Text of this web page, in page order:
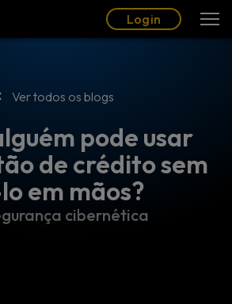
Login
Ver todos os blogs
pode usar
de crédito sem
em mãos?
cibernética